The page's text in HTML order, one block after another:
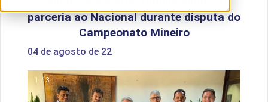
parceria ao Nacional durante disputa do
Campeonato Mineiro
04 de agosto de 22
1 / 3